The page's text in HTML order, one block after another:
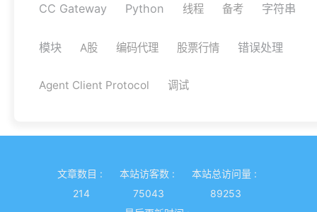
CC Gateway Python 线程 备考 字符串
模块 A股 编码代理 股票行情 错误处理
Agent Client Protocol 调试
文章数目 :
214
本站访客数 :
75043
本站总访问量 :
89253